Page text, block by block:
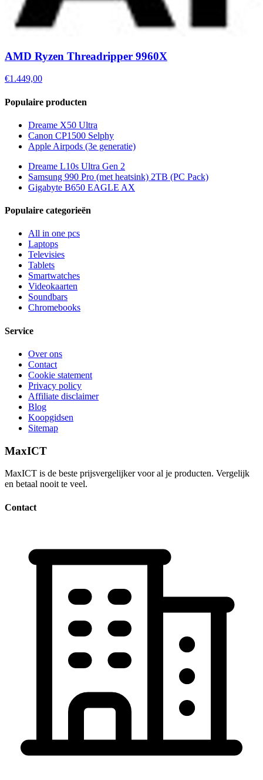
AMD Ryzen Threadripper 9960X
€1.449,00
Populaire producten
Dreame X50 Ultra
Canon CP1500 Selphy
Apple Airpods (3e generatie)
Dreame L10s Ultra Gen 2
Samsung 990 Pro (met heatsink) 2TB (PC Pack)
Gigabyte B650 EAGLE AX
Populaire categorieën
All in one pcs
Laptops
Televisies
Tablets
Smartwatches
Videokaarten
Soundbars
Chromebooks
Service
Over ons
Contact
Cookie statement
Privacy policy
Affiliate disclaimer
Blog
Koopgidsen
Sitemap
MaxICT
MaxICT is de beste prijsvergelijker voor al je producten. Vergelijk
en betaal nooit te veel.
Contact